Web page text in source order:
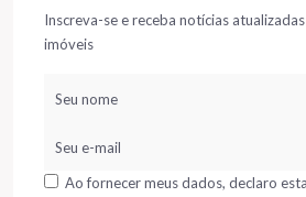
Inscreva-se e receba notícias
imóveis
Ao fornecer meus dados, declaro